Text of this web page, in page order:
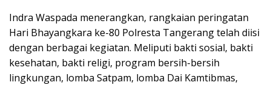
Indra Waspada menerangkan, rangkaian peringatan
Hari Bhayangkara ke-80 Polresta Tangerang telah diisi
dengan berbagai kegiatan. Meliputi bakti sosial, bakti
kesehatan, bakti religi, program bersih-bersih
lingkungan, lomba Satpam, lomba Dai Kamtibmas,